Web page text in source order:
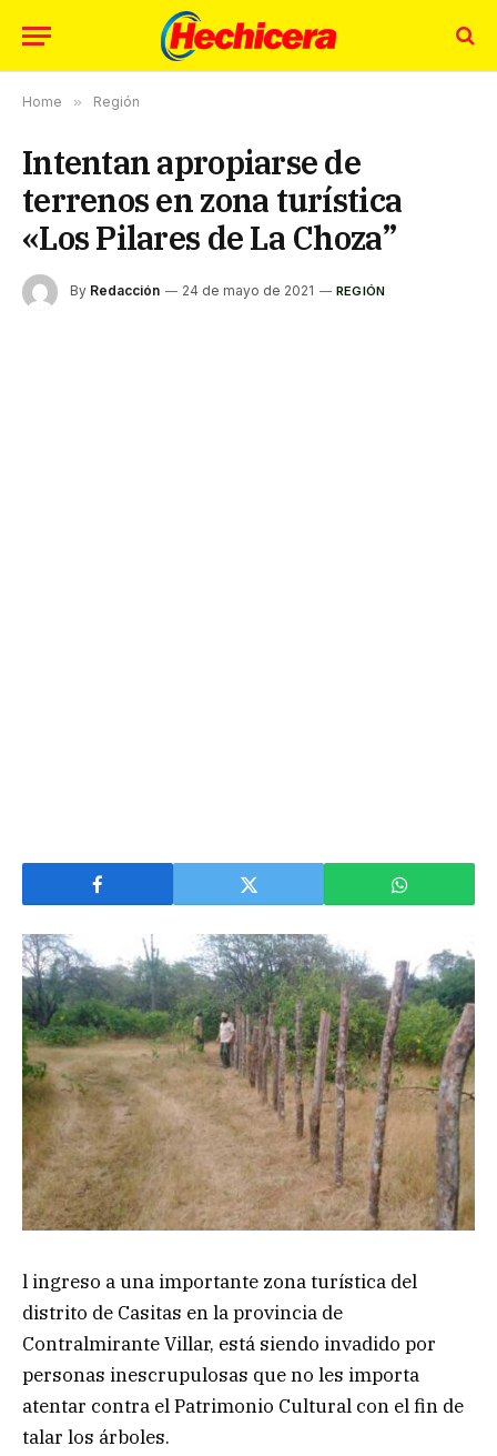
Home » Región
Intentan apropiarse de
terrenos en zona turística
«Los Pilares de La Choza”
By Redacción 24 de mayo de 2021 REGIÓN
l ingreso a una importante zona turística del
distrito de Casitas en la provincia de
Contralmirante Villar, está siendo invadido por
personas inescrupulosas que no les importa
atentar contra el Patrimonio Cultural con el fin de
talar los árboles.